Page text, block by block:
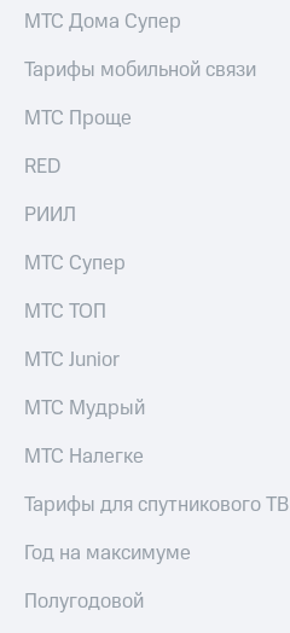
Описание
Программа
приобретения
Порядок
акций
Еврооблигации-2023
о
именных
Другое
Регистратор
Контакты
развитие
деловая этика
На главную
МТС Дома Супер
Тарифы мобильной связи
МТС Проще
RED
РИИЛ
МТС Супер
МТС ТОП
МТС Junior
МТС Мудрый
МТС Налегке
Тарифы для спутникового ТВ
Год на максимуме
Полугодовой